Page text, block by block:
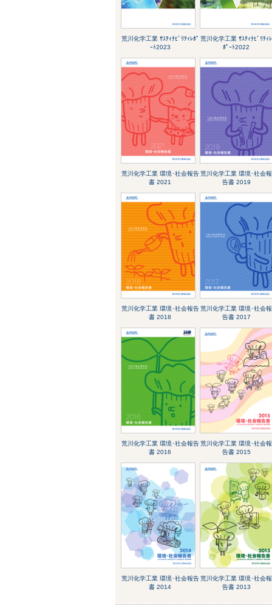
荒川化学工業 ｻｽﾃｨﾅﾋﾞﾘﾃｨﾚﾎﾟ
ｰﾄ2023
荒川化学工業 ｻｽﾃｨﾅﾋﾞﾘﾃｨﾚ
ﾎﾟｰﾄ2022
荒川化学工業 環境･社会報告
書 2021
荒川化学工業 環境･社会報
告書 2019
荒川化学工業 環境･社会報告
書 2018
荒川化学工業 環境･社会報
告書 2017
荒川化学工業 環境･社会報告
書 2016
荒川化学工業 環境･社会報
告書 2015
荒川化学工業 環境･社会報告
書 2014
荒川化学工業 環境･社会報
告書 2013